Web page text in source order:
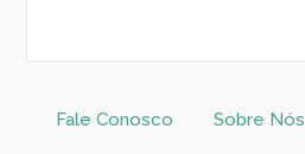
Fale Conosco Sobre Nós